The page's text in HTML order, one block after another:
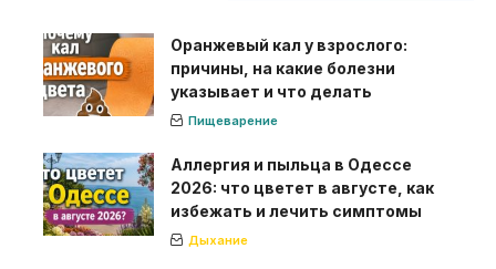
Оранжевый кал у взрослого:
причины, на какие болезни
указывает и что делать
Пищеварение
Аллергия и пыльца в Одессе
2026: что цветет в августе, как
избежать и лечить симптомы
Дыхание